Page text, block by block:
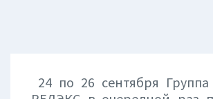
24 по 26 сентября